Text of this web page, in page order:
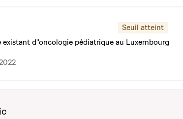
Seuil atteint
d''oncologie pédiatrique au Luxembourg